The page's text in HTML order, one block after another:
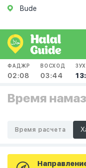
Bude
ФАДЖР
02:08
ВОСХОД
03:44
Время
Время расчета